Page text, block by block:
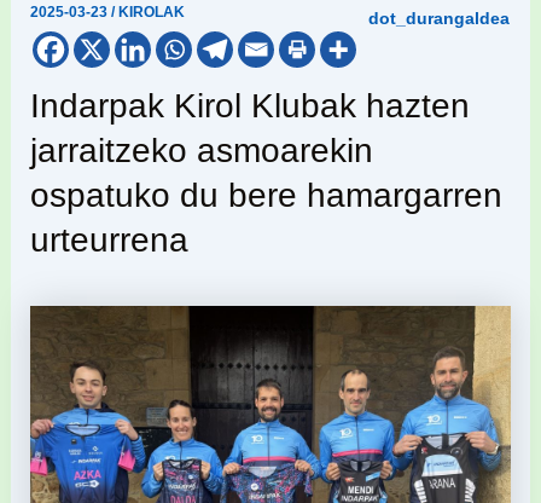
2025-03-23/ KIROLAK
dot_durangaldea
Indarpak Kirol Klubak hazten
jarraitzeko asmoarekin
ospatuko du bere hamargarren
urteurrena